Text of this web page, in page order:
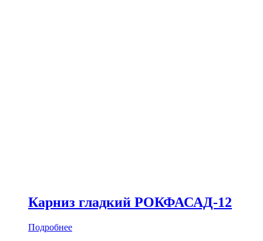
Карниз гладкий РОКФАСАД-12
Подробнее